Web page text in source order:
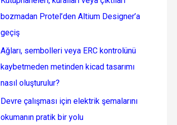
bozmadan Protel’den Altium Designer’a
geçiş
Ağları, sembolleri veya ERC kontrolünü
kaybetmeden metinden kicad tasarımı
nasıl oluşturulur?
Devre çalışması için elektrik şemalarını
okumanın pratik bir yolu